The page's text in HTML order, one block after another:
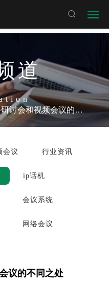

道
网路研讨会和视频会议的不同之处
会议 行业资讯
ip话机
会议系统
网络会议
议的不同之处